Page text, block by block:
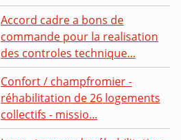
Accord cadre a bons de
commande pour la realisation
des controles technique...
Confort / champfromier -
réhabilitation de 26 logements
collectifs - missio...